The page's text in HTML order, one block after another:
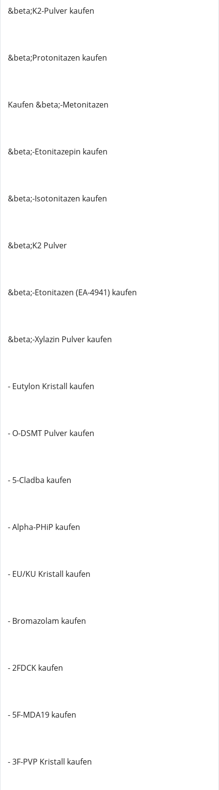
&beta;K2-Pulver kaufen
&beta;Protonitazen kaufen
Kaufen &beta;-Metonitazen
&beta;-Etonitazepin kaufen
&beta;-Isotonitazen kaufen
&beta;K2 Pulver
&beta;-Etonitazen (EA-4941) kaufen
&beta;-Xylazin Pulver kaufen
- Eutylon Kristall kaufen
- O-DSMT Pulver kaufen
- 5-Cladba kaufen
- Alpha-PHiP kaufen
- EU/KU Kristall kaufen
- Bromazolam kaufen
- 2FDCK kaufen
- 5F-MDA19 kaufen
- 3F-PVP Kristall kaufen